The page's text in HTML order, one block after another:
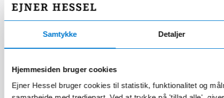
Samtykke Detaljer
Hjemmesiden bruger cookies
Ejner Hessel bruger cookies til statistik, funktionalitet og
109000 km 2022
Hybrid (25.8 km/l)
306 hk
04-2022
306 hk